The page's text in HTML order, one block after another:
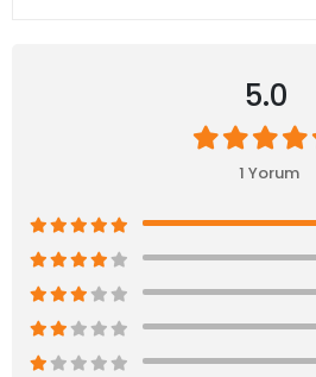
5.0
1 Yorum